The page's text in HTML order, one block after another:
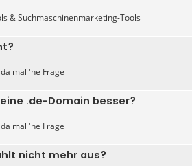
& Suchmaschinenmarketing-Tools
mal 'ne Frage
.de-Domain besser?
mal 'ne Frage
nicht mehr aus?